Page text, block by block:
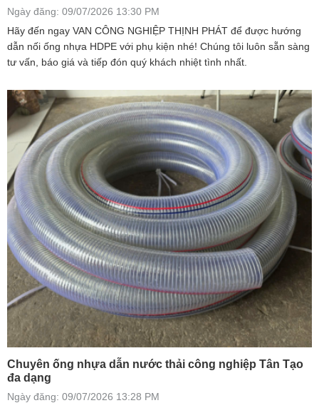
Ngày đăng: 09/07/2026 13:30 PM
Hãy đến ngay VAN CÔNG NGHIỆP THỊNH PHÁT để được hướng
dẫn nối ống nhựa HDPE với phụ kiện nhé! Chúng tôi luôn sẵn sàng
tư vấn, báo giá và tiếp đón quý khách nhiệt tình nhất.
Chuyên ống nhựa dẫn nước thải công nghiệp Tân Tạo
đa dạng
Ngày đăng: 09/07/2026 13:28 PM